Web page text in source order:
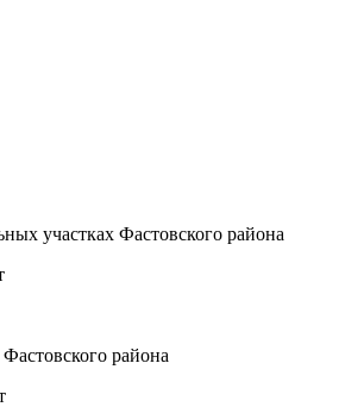
участках Фастовского района
района